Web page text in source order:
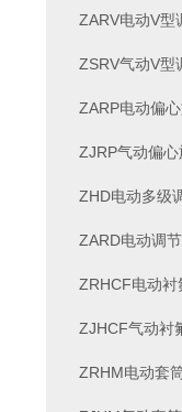
ZARV电动V型
ZSRV气动V型
ZARP电动偏
ZJRP气动偏心
ZHD电动多级
ZARD电动调
ZRHCF电动衬
ZJHCF气动衬
ZRHM电动套